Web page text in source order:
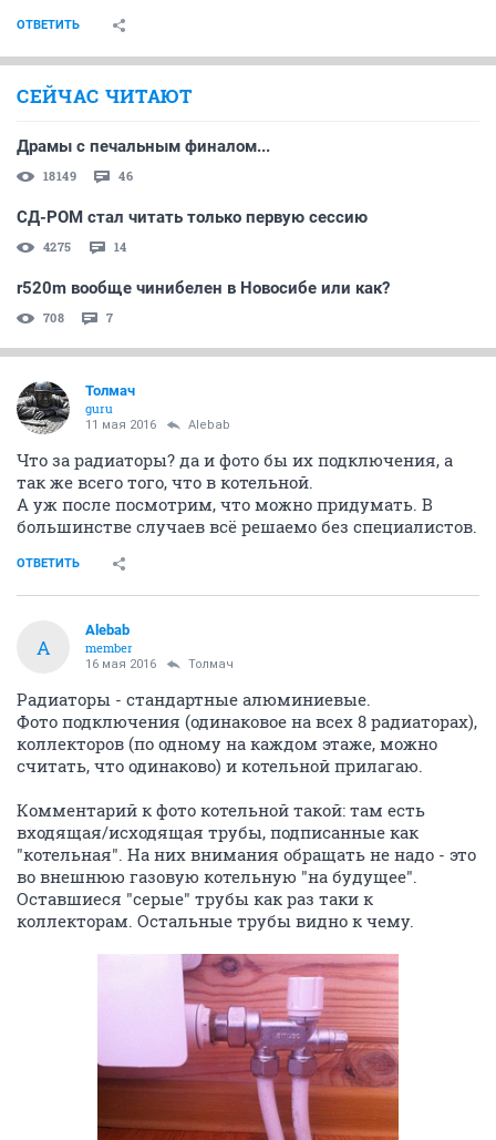
ОТВЕТИТЬ
СЕЙЧАС ЧИТАЮТ
Драмы с печальным финалом...
18149 46
СД-РОМ стал читать только первую сессию
4275 14
r520m вообще чинибелен в Новосибе или как?
708 7
Толмач
guru
11 мая 2016 Alebab
Что за радиаторы? да и фото бы их подключения, а
так же всего того, что в котельной.
А уж после посмотрим, что можно придумать. В
большинстве случаев всё решаемо без специалистов.
ОТВЕТИТЬ
A
Alebab
member
16 мая 2016 Толмач
Радиаторы - стандартные алюминиевые.
Фото подключения (одинаковое на всех 8 радиаторах),
коллекторов (по одному на каждом этаже, можно
считать, что одинаково) и котельной прилагаю.
Комментарий к фото котельной такой: там есть
входящая/исходящая трубы, подписанные как
"котельная". На них внимания обращать не надо - это
во внешнюю газовую котельную "на будущее".
Оставшиеся "серые" трубы как раз таки к
коллекторам. Остальные трубы видно к чему.